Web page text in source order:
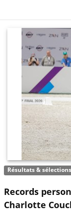
Résultats & sélections
Records
Charlotte